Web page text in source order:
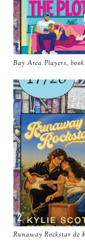
Bay Area Players,
Runaway Rockstar de